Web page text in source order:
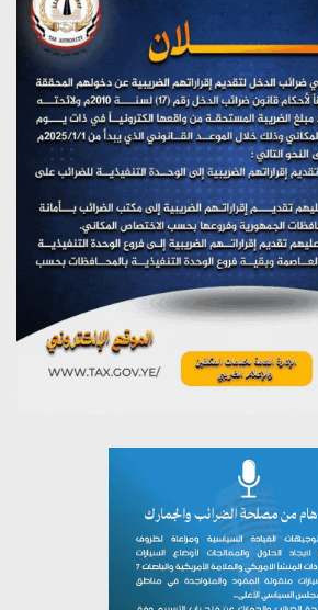
الإنسانية حول جرائم تحالف العدوان
القائد)
وعلم)